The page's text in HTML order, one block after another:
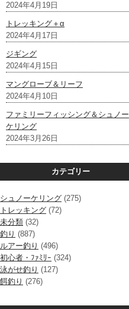
2024年4月19日
トレッキング＋α
2024年4月17日
ジギング
2024年4月15日
マングローブ＆リーフ
2024年4月10日
ファミリーフィッシング＆シュノー
ケリング
2024年3月26日
カテゴリー
シュノーケリング (275)
トレッキング (72)
未分類 (32)
釣り (887)
ルアー釣り (496)
初心者・ﾌｧﾐﾘｰ (324)
泳がせ釣り (127)
餌釣り (276)